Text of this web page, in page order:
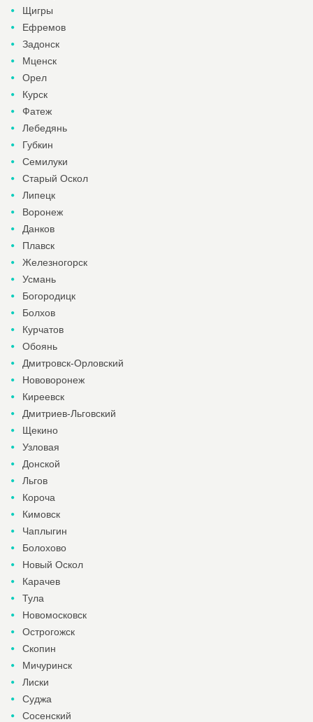
Щигры
Ефремов
Задонск
Мценск
Орел
Курск
Фатеж
Лебедянь
Губкин
Семилуки
Старый Оскол
Липецк
Воронеж
Данков
Плавск
Железногорск
Усмань
Богородицк
Болхов
Курчатов
Обоянь
Дмитровск-Орловский
Нововоронеж
Киреевск
Дмитриев-Льговский
Щекино
Узловая
Донской
Льгов
Короча
Кимовск
Чаплыгин
Болохово
Новый Оскол
Карачев
Тула
Новомосковск
Острогожск
Скопин
Мичуринск
Лиски
Суджа
Сосенский